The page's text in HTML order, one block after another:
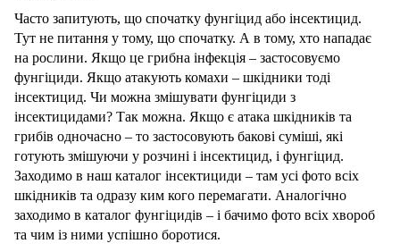
Часто запитують, що спочатку фунгіцид або інсектицид.
Тут не питання у тому, що спочатку. А в тому, хто нападає
на рослини. Якщо це грибна інфекція – застосовуємо
фунгіциди. Якщо атакують комахи – шкідники тоді
інсектицид. Чи можна змішувати фунгіциди з
інсектицидами? Так можна. Якщо є атака шкідників та
грибів одночасно – то застосовують бакові суміші, які
готують змішуючи у розчині і інсектицид, і фунгіцид.
Заходимо в наш каталог інсектициди – там усі фото всіх
шкідників та одразу ким кого перемагати. Аналогічно
заходимо в каталог фунгіцидів – і бачимо фото всіх хвороб
та чим із ними успішно боротися.